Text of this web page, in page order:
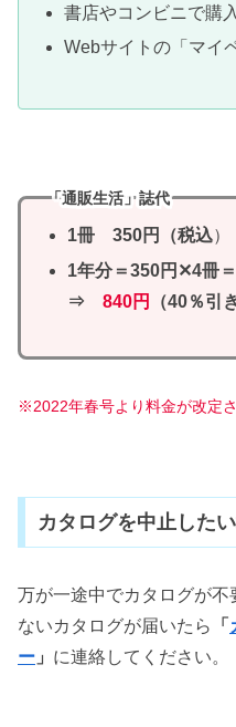
書店やコンビニで購
Webサイトの「マイ
「通販生活」誌代
1冊 350円（税込）
1年分＝350円✕4冊
⇒ 840円 （40％引
※2022年春号より料金が改定さ
カタログを中止した
万が一途中でカタログが
ないカタログが届いたら
「
ー 」 に連絡してください。